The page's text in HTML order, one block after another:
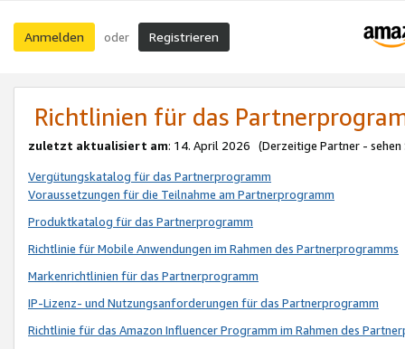
Anmelden oder Registrieren
Richtlinien für das
zuletzt aktualisiert am: 14. April 2026 (Derzeitige Partner - sehen
Vergütungskatalog für das Partnerprogramm
Voraussetzungen für die Teilnahme am Partnerprogramm
Produktkatalog für das Partnerprogramm
Richtlinie für Mobile Anwendungen im Rahmen des Partnerprogramms
Markenrichtlinien für das Partnerprogramm
IP-Lizenz- und Nutzungsanforderungen für das Partnerprogramm
Richtlinie für das Amazon Influencer Programm im Rahmen des